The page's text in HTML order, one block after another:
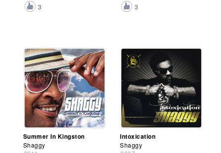
3
3
Summer In Kingston
Shaggy
Intoxication
Shaggy